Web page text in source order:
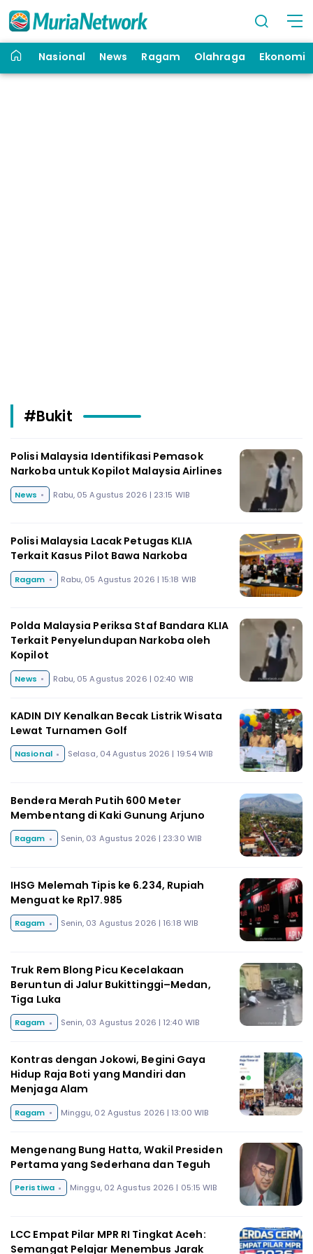
Nasional News Ragam Olahraga Ekonomi
#Bukit
Polisi Malaysia Identifikasi Pemasok
Narkoba untuk Kopilot Malaysia Airlines
News Rabu, 05 Agustus 2026 | 23:15 WIB
Polisi Malaysia Lacak Petugas KLIA
Terkait Kasus Pilot Bawa Narkoba
Ragam Rabu, 05 Agustus 2026 | 15:18 WIB
Polda Malaysia Periksa Staf Bandara KLIA
Terkait Penyelundupan Narkoba oleh
Kopilot
News Rabu, 05 Agustus 2026 | 02:40 WIB
KADIN DIY Kenalkan Becak Listrik Wisata
Lewat Turnamen Golf
Nasional Selasa, 04 Agustus 2026 | 19:54 WIB
Bendera Merah Putih 600 Meter
Membentang di Kaki Gunung Arjuno
Ragam Senin, 03 Agustus 2026 | 23:30 WIB
IHSG Melemah Tipis ke 6.234, Rupiah
Menguat ke Rp17.985
Ragam Senin, 03 Agustus 2026 | 16:18 WIB
Truk Rem Blong Picu Kecelakaan
Beruntun di Jalur Bukittinggi–Medan,
Tiga Luka
Ragam Senin, 03 Agustus 2026 | 12:40 WIB
Kontras dengan Jokowi, Begini Gaya
Hidup Raja Boti yang Mandiri dan
Menjaga Alam
Ragam Minggu, 02 Agustus 2026 | 13:00 WIB
Mengenang Bung Hatta, Wakil Presiden
Pertama yang Sederhana dan Teguh
Peristiwa Minggu, 02 Agustus 2026 | 05:15 WIB
LCC Empat Pilar MPR RI Tingkat Aceh:
Semangat Pelajar Menembus Jarak